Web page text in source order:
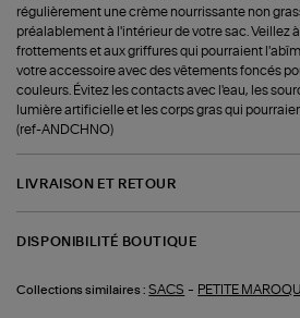
régulièrement une crème nourrissante non
préalablement à l'intérieur de votre sac. Veillez
frottements et aux griffures qui pourraient
votre accessoire avec des vêtements foncés
couleurs. Évitez les contacts avec l'eau, les
lumière artificielle et les corps gras qui
(ref-ANDCHNO)
LIVRAISON ET RETOUR
DISPONIBILITÉ BOUTIQUE
Collections similaires : SACS - PETITE